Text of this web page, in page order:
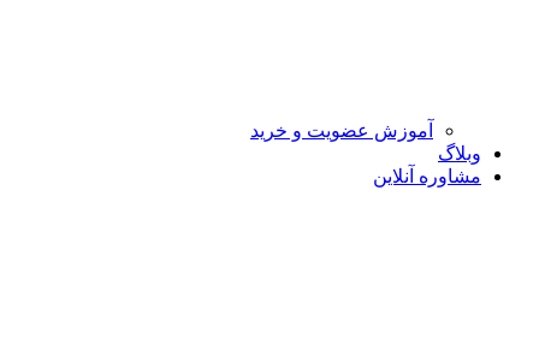
آموزش عضویت و خرید
وبلاگ
مشاوره آنلاین